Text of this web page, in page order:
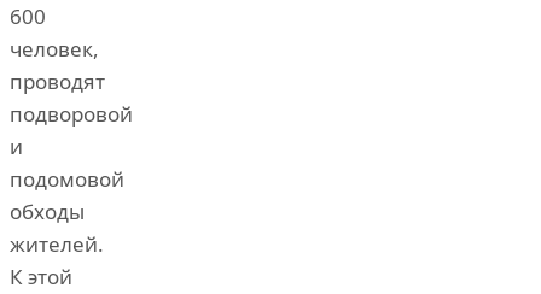
600
человек,
проводят
подворовой
и
подомовой
обходы
жителей.
К этой